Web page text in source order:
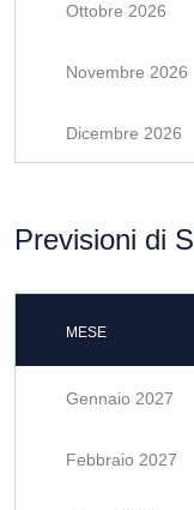
Ottobre 2026
Novembre 2026
Dicembre 2026
Previsioni di
MESE
Gennaio 2027
Febbraio 2027